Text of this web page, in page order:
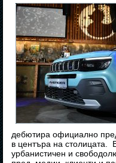
дебютира официално
в центъра на столицата.
урбанистичен и